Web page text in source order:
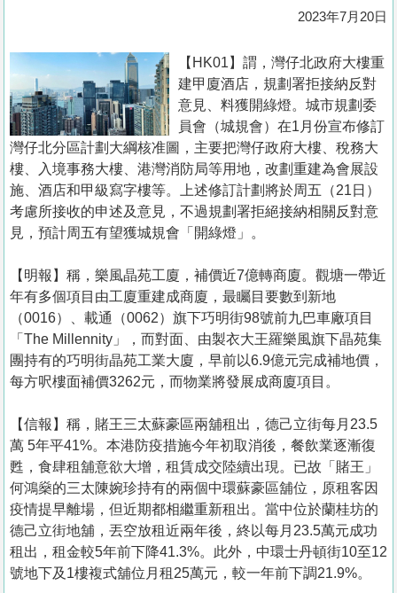
業
手
冊
關
於
我
們
2023年7月20日
【HK01】謂，灣仔北政府大樓重
建甲廈酒店，規劃署拒接納反對
意見、料獲開綠燈。城市規劃委
員會（城規會）在1月份宣布修訂
灣仔北分區計劃大綱核准圖，主要把灣仔政府大樓、稅務大
樓、入境事務大樓、港灣消防局等用地，改劃重建為會展設
施、酒店和甲級寫字樓等。上述修訂計劃將於周五（21日）
考慮所接收的申述及意見，不過規劃署拒絕接納相關反對意
見，預計周五有望獲城規會「開綠燈」。
【明報】稱，樂風晶苑工廈，補價近7億轉商廈。觀塘一帶近
年有多個項目由工廈重建成商廈，最矚目要數到新地
（0016）、載通（0062）旗下巧明街98號前九巴車廠項目
「The Millennity」，而對面、由製衣大王羅樂風旗下晶苑集
團持有的巧明街晶苑工業大廈，早前以6.9億元完成補地價，
每方呎樓面補價3262元，而物業將發展成商廈項目。
【信報】稱，賭王三太蘇豪區兩舖租出，德己立街每月23.5
萬 5年平41%。本港防疫措施今年初取消後，餐飲業逐漸復
甦，食肆租舖意欲大增，租賃成交陸續出現。已故「賭王」
何鴻燊的三太陳婉珍持有的兩個中環蘇豪區舖位，原租客因
疫情提早離場，但近期都相繼重新租出。當中位於蘭桂坊的
德己立街地舖，丟空放租近兩年後，終以每月23.5萬元成功
租出，租金較5年前下降41.3%。此外，中環士丹頓街10至12
號地下及1樓複式舖位月租25萬元，較一年前下調21.9%。